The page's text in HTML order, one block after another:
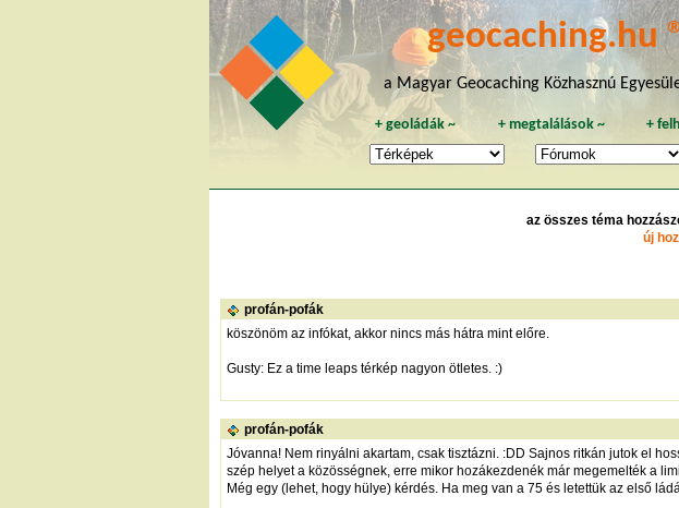
geocaching.hu
a Magyar Geocaching Közhasznú
+geoládák ~ + megtalálások~ +
az összes téma
új
profán-pofák
köszönöm az infókat, akkor nincs más hátra mint előre.
Gusty: Ez a time leaps térkép nagyon ötletes. :)
profán-pofák
Jóvanna! Nem rinyálni akartam, csak tisztázni. :DD Sajnos ritkán jutok el
szép helyet a közösségnek, erre mikor hozákezdenék már megemelték a
Még egy (lehet, hogy hülye) kérdés. Ha meg van a 75 és letettük az első